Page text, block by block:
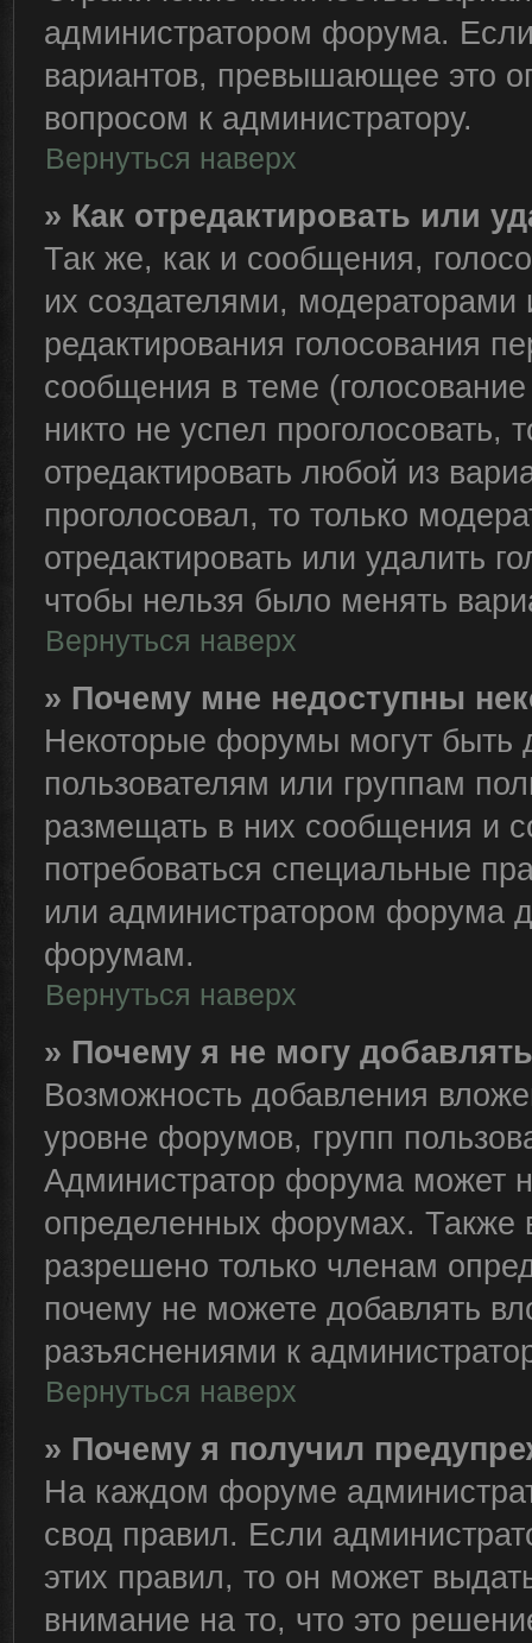
администратором форума.
вариантов, превышающее это
вопросом к администратору.
Вернуться наверх
» Как отредактировать или
Так же, как и сообщения,
их создателями,
редактирования голосования
сообщения в теме
никто не успел проголосовать,
отредактировать любой из
проголосовал, то только
отредактировать или удалить
чтобы нельзя было менять
Вернуться наверх
» Почему мне недоступны
Некоторые форумы могут быть
пользователям или группам
размещать в них сообщения и
потребоваться специальные
или администратором форума
форумам.
Вернуться наверх
» Почему я не могу
Возможность добавления
уровне форумов, групп
Администратор форума может
определенных форумах. Также
разрешено только членам
почему не можете добавлять
разъяснениями к
Вернуться наверх
» Почему я получил
На каждом форуме
свод правил. Если
этих правил, то он может
внимание на то, что это